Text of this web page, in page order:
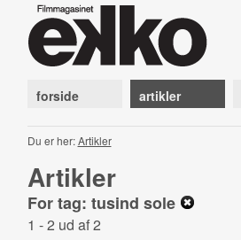
forside artikler
Du er her:Artikler
Artikler
For tag: tusind sole
1 - 2 ud af 2